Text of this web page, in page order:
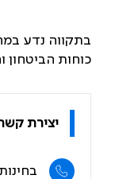
בתקווה נדע
כוחות הביטחון
יצירת